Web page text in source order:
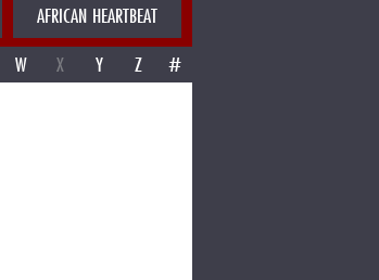
AFRICAN HEARTBEAT
W X Y Z #